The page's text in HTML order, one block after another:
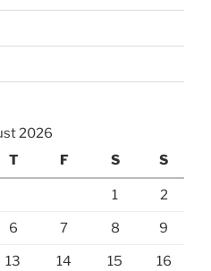
2026
T F S S
1 2
6 7 8 9
13 14 15 16